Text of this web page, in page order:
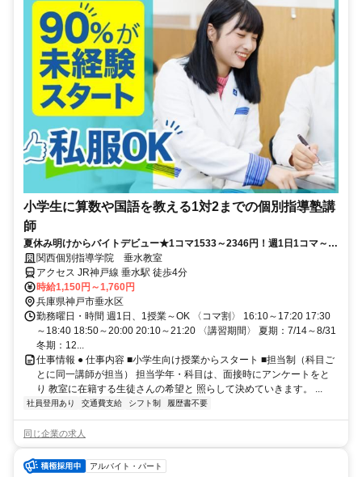
小学生に算数や国語を教える1対2までの個別指導塾講
師
夏休み明けからバイトデビュー★1コマ1533～2346円！週1日1コマ～私
服でok◎
関西個別指導学院 垂水教室
アクセス JR神戸線 垂水駅 徒歩4分
時給1,150円～1,760円
兵庫県神戸市垂水区
勤務曜日・時間 週1日、1授業～OK 〈コマ割〉 16:10～17:20 17:30
～18:40 18:50～20:00 20:10～21:20 〈講習期間〉 夏期：7/14～8/31
冬期：12...
仕事情報 ● 仕事内容 ■小学生向け授業からスタート ■担当制（科目ご
とに同一講師が担当） 担当学年・科目は、面接時にアンケートをと
り 教室に在籍する生徒さんの希望と 照らして決めていきます。 ...
社員登用あり 交通費支給 シフト制 履歴書不要
同じ企業の求人
アルバイト・パート